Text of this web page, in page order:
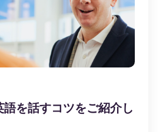
を話すコツをご紹介し